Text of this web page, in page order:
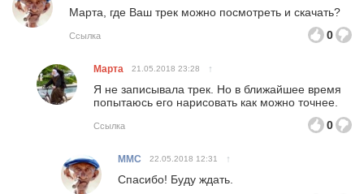
Марта, где Ваш трек можно посмотреть и скачать?
Ссылка 0
Марта 21.05.2018 23:28 ↑
Я не записывала трек. Но в ближайшее время
попытаюсь его нарисовать как можно точнее.
Ссылка 0
MMC 22.05.2018 12:31 ↑
Спасибо! Буду ждать.